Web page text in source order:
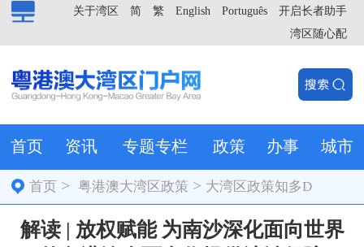
开启长者助手
Português
English
繁
简
关于湾区
湾区随心配
首页 资讯 专题专栏 政策 办事 城市
首页 >粤港澳大湾区政策 > 大湾区政策知多D
解读 | 放权赋能 为南沙深化面向世界